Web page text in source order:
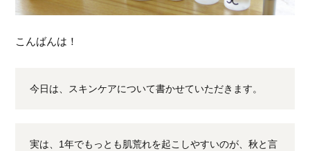
こんばんは！
今日は、スキンケアについて書かせていただきます。
実は、1年でもっとも肌荒れを起こしやすいのが、秋と言